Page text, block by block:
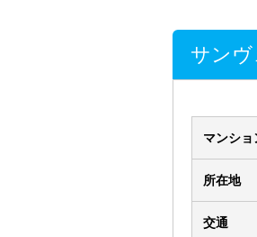
サン
マンショ
所在地
交通